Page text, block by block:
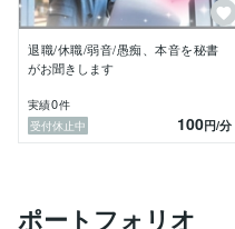
恋愛相談も、お任せくだ
ここが婚活や恋愛で悩ん
ますよう、親身になって
・‥…─*・‥…─*・
ただ、話しを聞いてほし
退職/休職/弱音/愚痴、本音を秘書
がお聞きします
実績0件
受付休止中
100円/分
ポートフォリオ